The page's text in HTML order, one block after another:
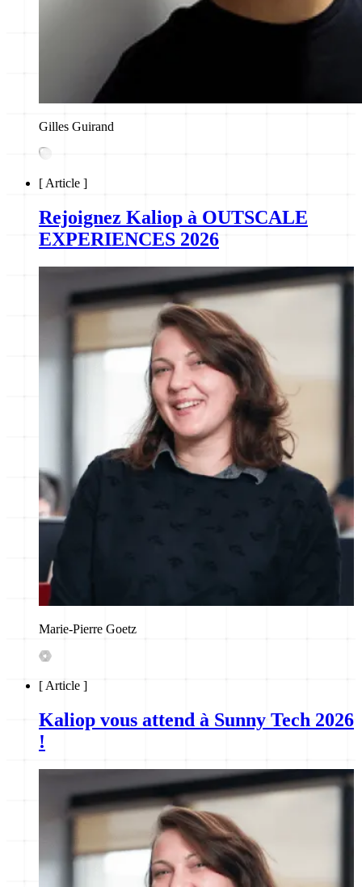
Gilles Guirand
[Article ]
Rejoignez Kaliop à OUTSCALE
EXPERIENCES 2026
Marie-Pierre Goetz
[ Article ]
Kaliop vous attend à Sunny Tech 2026
!